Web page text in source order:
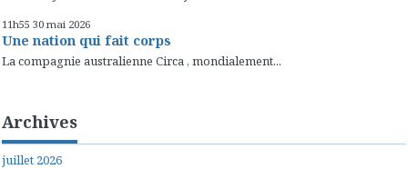
11h55 30 mai 2026
Une nation qui fait corps
La compagnie australienne Circa , mondialement...
Archives
juillet 2026